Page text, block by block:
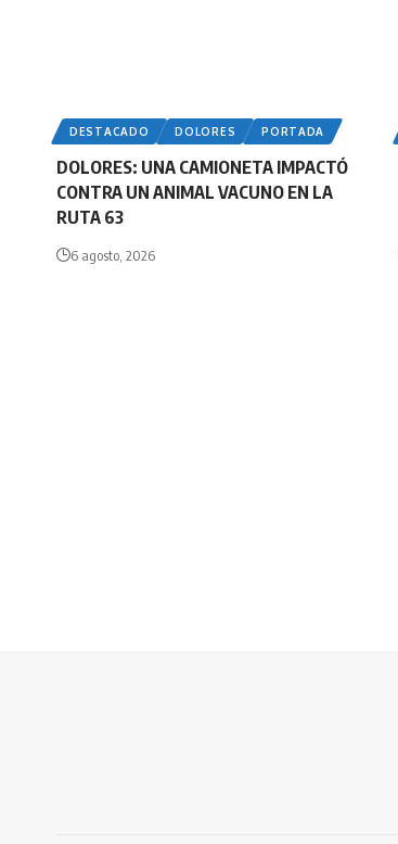
DESTACADO DOLORES PORTADA
DOLORES: UNA CAMIONETA IMPACTÓ
CONTRA UN ANIMAL VACUNO EN LA
RUTA 63
6 agosto, 2026